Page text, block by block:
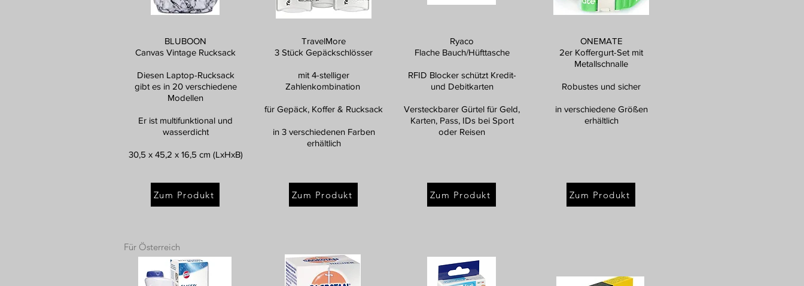
BLUBOON
Canvas Vintage Rucksack
Diesen Laptop-Rucksack
gibt es in 20 verschiedene
Modellen
Er ist multifunktional und
wasserdicht
30,5 x 45,2 x 16,5 cm (LxHxB)
Zum Produkt
TravelMore
3 Stück Gepäckschlösser
mit 4-stelliger
Zahlenkombination
für Gepäck, Koffer & Rucksack
in 3 verschiedenen Farben
erhältlich
Zum Produkt
Ryaco
Flache Bauch/Hüfttasche
RFID Blocker schützt Kredit-
und Debitkarten
Versteckbarer Gürtel für Geld,
Karten, Pass, IDs bei Sport
oder Reisen
Zum Produkt
ONEMATE
2er Koffergurt-Set mit
Metallschnalle
Robustes und sicher
in verschiedene Größen
erhältlich
Zum Produkt
Für Österreich